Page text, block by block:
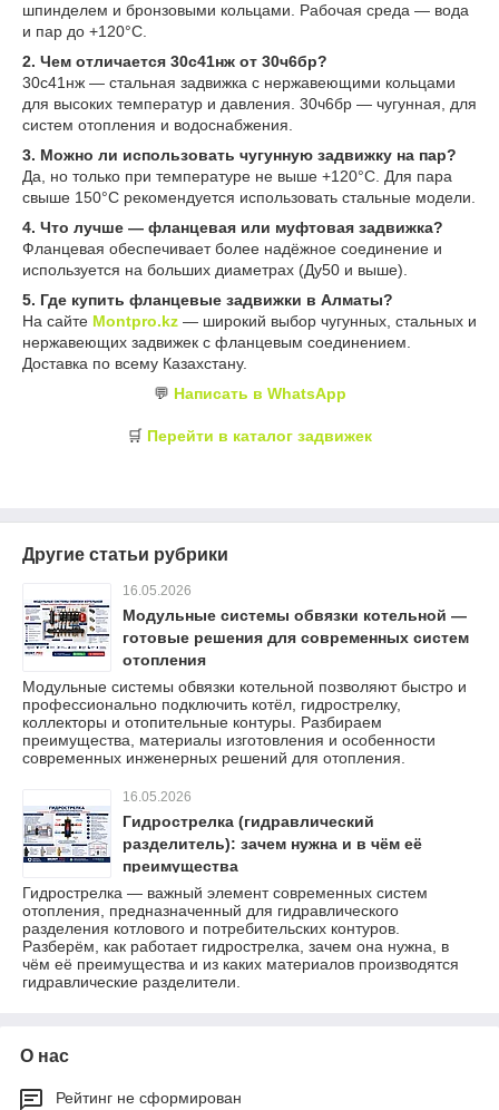
шпинделем и бронзовыми кольцами. Рабочая среда — вода
и пар до +120°C.
2. Чем отличается 30с41нж от 30ч6бр?
30с41нж — стальная задвижка с нержавеющими кольцами
для высоких температур и давления. 30ч6бр — чугунная, для
систем отопления и водоснабжения.
3. Можно ли использовать чугунную задвижку на пар?
Да, но только при температуре не выше +120°C. Для пара
свыше 150°C рекомендуется использовать стальные модели.
4. Что лучше — фланцевая или муфтовая задвижка?
Фланцевая обеспечивает более надёжное соединение и
используется на больших диаметрах (Ду50 и выше).
5. Где купить фланцевые задвижки в Алматы?
На сайте Montpro.kz — широкий выбор чугунных, стальных и
нержавеющих задвижек с фланцевым соединением.
Доставка по всему Казахстану.
💬 Написать в WhatsApp
🛒 Перейти в каталог задвижек
Другие статьи рубрики
16.05.2026
Модульные системы обвязки котельной —
готовые решения для современных систем
отопления
Модульные системы обвязки котельной позволяют быстро и
профессионально подключить котёл, гидрострелку,
коллекторы и отопительные контуры. Разбираем
преимущества, материалы изготовления и особенности
современных инженерных решений для отопления.
16.05.2026
Гидрострелка (гидравлический
разделитель): зачем нужна и в чём её
преимущества
Гидрострелка — важный элемент современных систем
отопления, предназначенный для гидравлического
разделения котлового и потребительских контуров.
Разберём, как работает гидрострелка, зачем она нужна, в
чём её преимущества и из каких материалов производятся
гидравлические разделители.
О нас
Рейтинг не сформирован